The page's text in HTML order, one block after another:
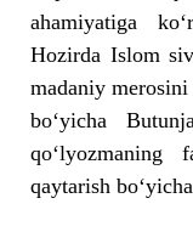
ahamiyatiga
Hozirda Islom
madaniy
bo‘yicha
qo‘lyozmaning
qaytarish